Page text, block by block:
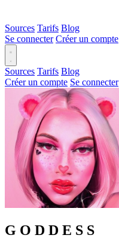
Sources Tarifs Blog
Se connecter Créer un compte
Sources Tarifs Blog
Créer un compte Se connecter
G O D D E S S